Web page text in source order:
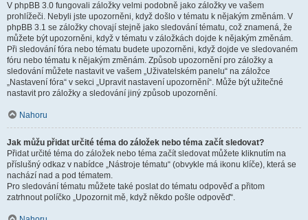
V phpBB 3.0 fungovali záložky velmi podobně jako záložky ve vašem
prohlížeči. Nebyli jste upozorněni, když došlo v tématu k nějakým změnám. V
phpBB 3.1 se záložky chovají stejně jako sledování tématu, což znamená, že
můžete být upozorněni, když v tématu v záložkách dojde k nějakým změnám.
Při sledování fóra nebo tématu budete upozorněni, když dojde ve sledovaném
fóru nebo tématu k nějakým změnám. Způsob upozornění pro záložky a
sledování můžete nastavit ve vašem „Uživatelském panelu“ na záložce
„Nastavení fóra“ v sekci „Upravit nastavení upozornění“. Může být užitečné
nastavit pro záložky a sledování jiný způsob upozornění.
Nahoru
Jak můžu přidat určité téma do záložek nebo téma začít sledovat?
Přidat určité téma do záložek nebo téma začít sledovat můžete kliknutím na
příslušný odkaz v nabídce „Nástroje tématu“ (obvykle má ikonu klíče), která se
nachází nad a pod tématem.
Pro sledování tématu můžete také poslat do tématu odpověď a přitom
zatrhnout políčko „Upozornit mě, když někdo pošle odpověď“.